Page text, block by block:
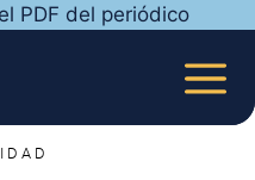
PDF del periódico